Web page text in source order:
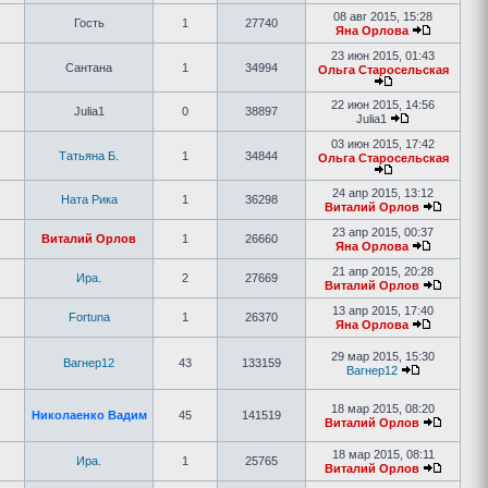
Гость 1 27740
08 авг 2015, 15:28
Яна Орлова
Сантана 1 34994
23 июн 2015, 01:43
Ольга Старосельская
Julia1 0 38897
22 июн 2015, 14:56
Julia1
Татьяна Б. 1 34844
03 июн 2015, 17:42
Ольга Старосельская
Ната Рика 1 36298
24 апр 2015, 13:12
Виталий Орлов
Виталий Орлов 1 26660
23 апр 2015, 00:37
Яна Орлова
Ира. 2 27669
21 апр 2015, 20:28
Виталий Орлов
Fortuna 1 26370
13 апр 2015, 17:40
Яна Орлова
Вагнер12 43 133159
29 мар 2015, 15:30
Вагнер12
Николаенко Вадим 45 141519
18 мар 2015, 08:20
Виталий Орлов
Ира. 1 25765
18 мар 2015, 08:11
Виталий Орлов